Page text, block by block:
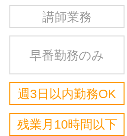
講師業務
早番勤務のみ
週3日以内勤務OK
残業月10時間以下